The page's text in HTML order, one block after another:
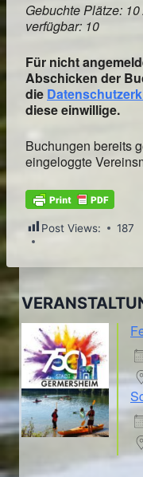
Gebuchte Plätze:
verfügbar: 10
Für nicht
Abschicken der
die
diese einwillige.
Buchungen bereits
eingeloggte
Post Views: 187